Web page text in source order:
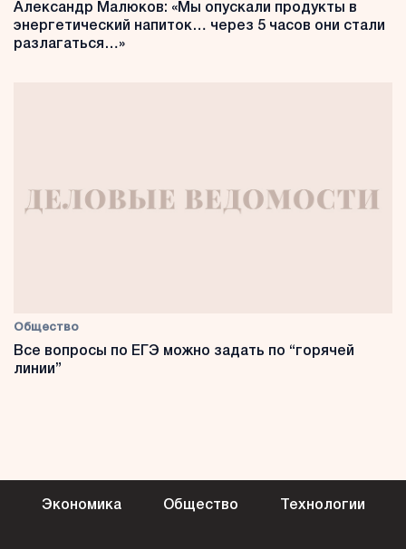
Александр Малюков: «Мы опускали продукты в
энергетический напиток… через 5 часов они стали
разлагаться…»
Общество
Все вопросы по ЕГЭ можно задать по “горячей
линии”
Экономика Общество Технологии